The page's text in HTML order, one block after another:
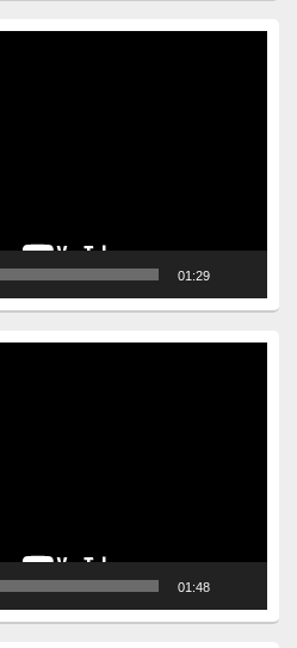
01:29
01:48